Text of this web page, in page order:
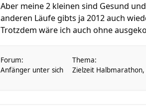
Aber meine 2 kleinen sind Gesund
anderen Läufe gibts ja 2012 auch
Trotzdem wäre ich auch ohne
Forum:
Anfänger unter sich
Thema:
Zielzeit